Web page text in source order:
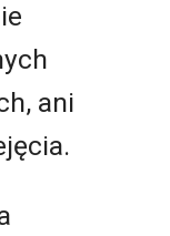
ani